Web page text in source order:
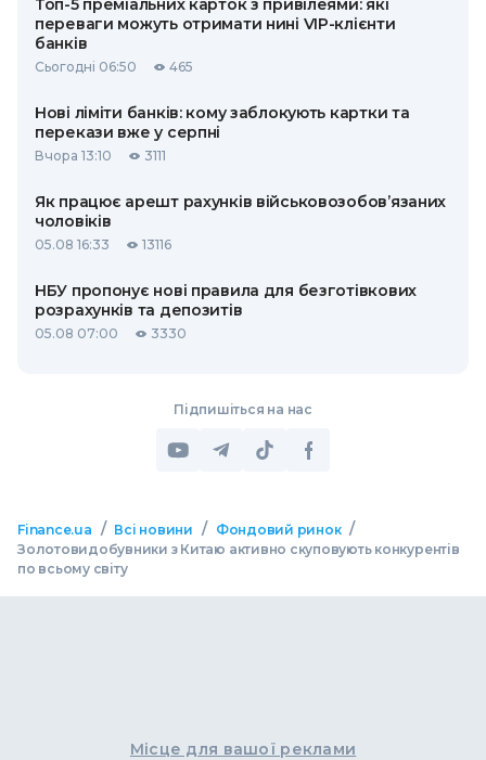
Топ-5 преміальних карток з привілеями: які
переваги можуть отримати нині VIP-клієнти
банків
Сьогодні 06:50 465
Нові ліміти банків: кому заблокують картки та
перекази вже у серпні
Вчора 13:10 3111
Як працює арешт рахунків військовозобов’язаних
чоловіків
05.08 16:33 13116
НБУ пропонує нові правила для безготівкових
розрахунків та депозитів
05.08 07:00 3330
Підпишіться на нас
Finance.ua / Всі новини / Фондовий ринок /
Золотовидобувники з Китаю активно скуповують конкурентів
по всьому світу
Місце для вашої реклами